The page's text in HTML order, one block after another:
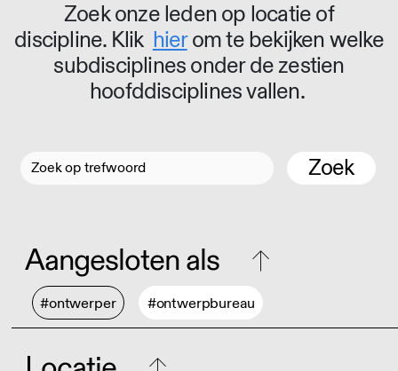
Zoek onze leden op locatie of
discipline. Klik hierom te bekijken welke
subdisciplines onder de zestien
hoofddisciplines vallen.
Zoek
Aangesloten als
#ontwerper #ontwerpbureau